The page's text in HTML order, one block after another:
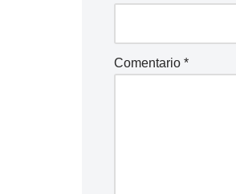
Comentario *